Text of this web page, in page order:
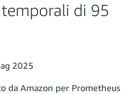
di 95
2025
da Amazon per Prometheus